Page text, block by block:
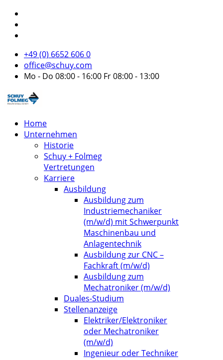
+49 (0) 6652 606 0
office@schuy.com
Mo - Do 08:00 - 16:00 Fr 08:00 - 13:00
Home
Unternehmen
Historie
Schuy + Folmeg
Vertretungen
Karriere
Ausbildung
Ausbildung zum
Industriemechaniker
(m/w/d) mit Schwerpunkt
Maschinenbau und
Anlagentechnik
Ausbildung zur CNC –
Fachkraft (m/w/d)
Ausbildung zum
Mechatroniker (m/w/d)
Duales-Studium
Stellenanzeige
Elektriker/Elektroniker
oder Mechatroniker
(m/w/d)
Ingenieur oder Techniker